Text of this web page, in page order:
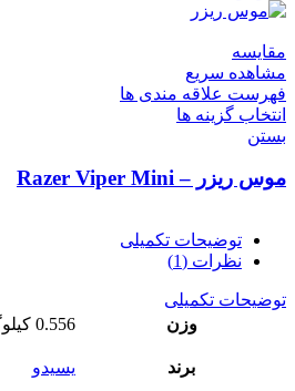
مقایسه
مشاهده سریع
فهرست علاقه مندی ها
انتخاب گزینه ها
بستن
موس ریزر – Razer Viper Mini
توضیحات تکمیلی
نظرات (1)
توضیحات تکمیلی
وزن
0.556 کیلوگرم
برند یسیدو